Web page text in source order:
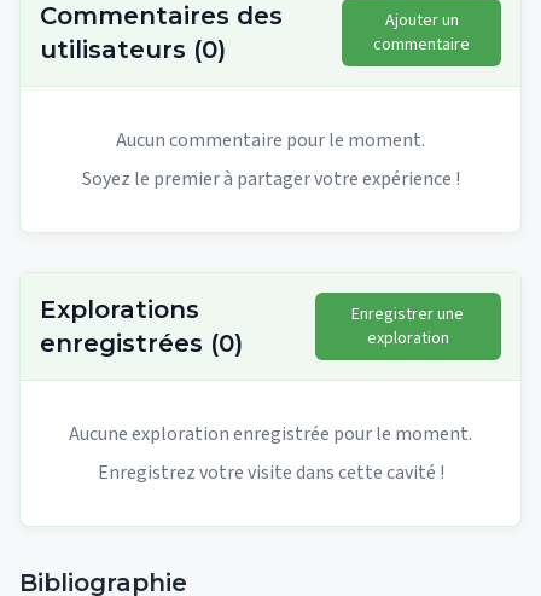
Commentaires des
utilisateurs (0)
Ajouter un
commentaire
Aucun commentaire pour le moment.
Soyez le premier à partager votre expérience !
Explorations
enregistrées (0)
Enregistrer une
exploration
Aucune exploration enregistrée pour le moment.
Enregistrez votre visite dans cette cavité !
Bibliographie